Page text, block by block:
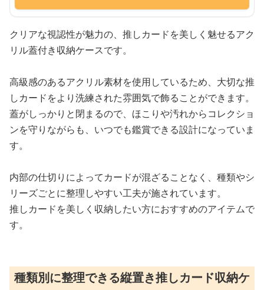
クリアな視認性が魅力の、推しカードを美しく魅せるアク
リル蓋付き収納ケースです。
高級感のあるアクリル素材を使用しているため、大切な推
しカードをより洗練された雰囲気で飾ることができます。
蓋がしっかりと閉まるので、ほこりや汚れからコレクショ
ンを守りながらも、いつでも鑑賞できる設計になっていま
す。
内部の仕切りによってカードが混ざることなく、種類やシ
リーズごとに整理しやすい工夫が施されています。
推しカードを美しく収納したい方におすすめのアイテムで
す。
種類別に整理できる縦置き推しカード収納ケ